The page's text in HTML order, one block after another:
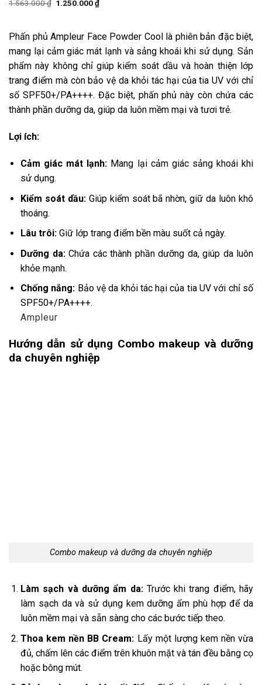
1.563.000₫ 1.250.000₫
Phấn phủ Ampleur Face Powder Cool là phiên bản đặc biệt,
mang lại cảm giác mát lạnh và sảng khoái khi sử dụng. Sản
phẩm này không chỉ giúp kiểm soát dầu và hoàn thiện lớp
trang điểm mà còn bảo vệ da khỏi tác hại của tia UV với chỉ
số SPF50+/PA++++. Đặc biệt, phấn phủ này còn chứa các
thành phần dưỡng da, giúp da luôn mềm mại và tươi trẻ.
Lợi ích:
Cảm giác mát lạnh: Mang lại cảm giác sảng khoái khi
sử dụng.
Kiểm soát dầu:Giúp kiểm soát bã nhờn, giữ da luôn khô
thoáng.
Lâu trôi: Giữ lớp trang điểm bền màu suốt cả ngày.
Dưỡng da:Chứa các thành phần dưỡng da, giúp da luôn
khỏe mạnh.
Chống nắng: Bảo vệ da khỏi tác hại của tia UV với chỉ số
SPF50+/PA++++.
Ampleur
Hướng dẫn sử dụng Combo makeup và dưỡng
da chuyên nghiệp
Combo makeup và dưỡng da chuyên nghiệp
Làm sạch và dưỡng ẩm da:Trước khi trang điểm, hãy
làm sạch da và sử dụng kem dưỡng ẩm phù hợp để da
luôn mềm mại và sẵn sàng cho các bước tiếp theo.
Thoa kem nền BB Cream: Lấy một lượng kem nền vừa
đủ, chấm lên các điểm trên khuôn mặt và tán đều bằng cọ
hoặc bông mút.